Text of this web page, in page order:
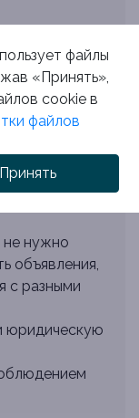
мы
которая
нашим
площади,
не нужно
объявления,
с разными
юридическую
файлы
«Принять»,
cookie в
файлов
Принять